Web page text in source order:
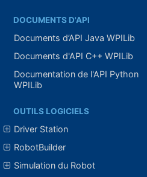
DOCUMENTS D'API
Documents d’API Java WPILib
Documents d'API C++ WPILib
Documentation de l'API Python
WPILib
OUTILS LOGICIELS
Driver Station
RobotBuilder
Simulation du Robot